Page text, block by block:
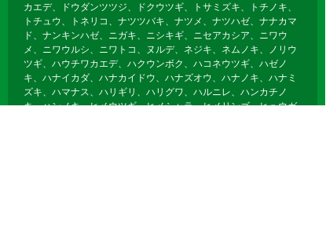
カエデ、ドウダンツツジ、ドクウツギ、トサミズキ、トチノキ、
トチュウ、トネリコ、ナツツバキ、ナツメ、ナツハゼ、ナナカマ
ド、ナンキンハゼ、ニガキ、ニシキギ、ニセアカシア、ニワウ
メ、ニワウルシ、ニワトコ、ヌルデ、ネジキ、ネムノキ、ノリウ
ツギ、ハウチワカエデ、ハクウンボク、ハコネウツギ、ハゼノ
キ、ハナイカダ、ハナカイドウ、ハナズオウ、ハナノキ、ハナミ
ズキ、ハマナス、ハリギリ、ハリグワ、ハルニレ、ハンカチノ
キ、ハンノキ、ヒメウツギ、ヒメシャラ、ヒメリンゴ、ヒュウガ